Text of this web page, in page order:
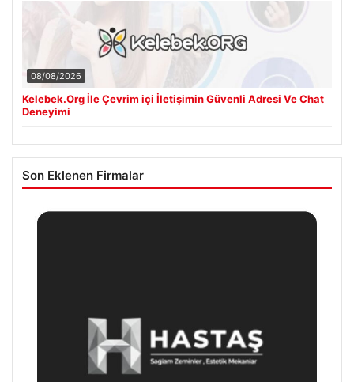
08/08/2026
Kelebek.Org İle Çevrim içi İletişimin Güvenli Adresi Ve Chat
Deneyimi
Son Eklenen Firmalar